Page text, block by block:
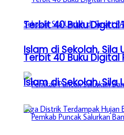
Terbit 40 Buku
Islam di Sekolah, Sila
Terbit 40 Buku
Islam di Sekolah, Sila